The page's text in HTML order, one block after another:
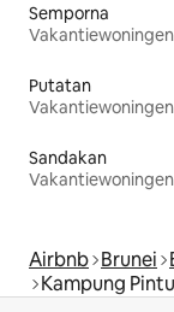
Semporna
Vakantiewoningen
Putatan
Vakantiewoningen
Sandakan
Vakantiewoningen
Airbnb Brunei
Kampung